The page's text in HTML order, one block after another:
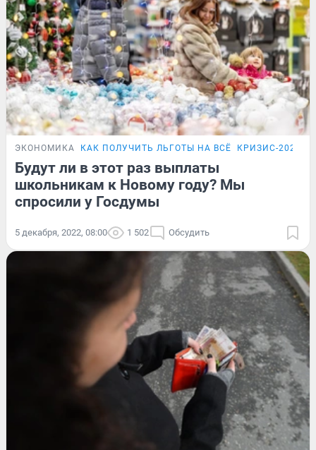
ЭКОНОМИКА КАК ПОЛУЧИТЬ ЛЬГОТЫ НА ВСЁ КРИЗИС-2026
Будут ли в этот раз выплаты
школьникам к Новому году? Мы
спросили у Госдумы
5 декабря, 2022, 08:00 1 502 Обсудить